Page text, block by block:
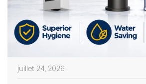
juillet 24, 2026